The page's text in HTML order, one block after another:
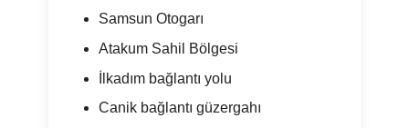
Samsun Otogarı
Atakum Sahil Bölgesi
İlkadım bağlantı yolu
Canik bağlantı güzergahı